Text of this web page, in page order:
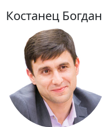
Костанец Богдан